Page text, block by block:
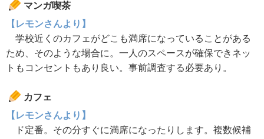
マンガ喫茶
【レモンさんより】
学校近くのカフェがどこも満席になっていることがある
ため、そのような場合に。一人のスペースが確保できネッ
トもコンセントもあり良い。事前調査する必要あり。
カフェ
【レモンさんより】
ド定番。その分すぐに満席になったりします。複数候補